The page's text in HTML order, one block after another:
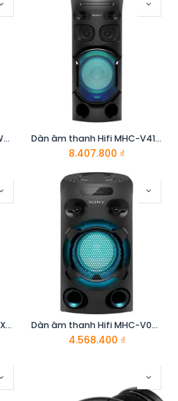
Máy nghe nhạc MP4 NW-WM1 A - Sony Dàn âm thanh Hifi MHC-V41D//C SP6 - Sony
8.407.800 ₫
Máy nghe nhạc MP4 NW-ZX300 E - Sony Dàn âm thanh Hifi MHC-V02//C SP6 - Sony
4.568.400 ₫